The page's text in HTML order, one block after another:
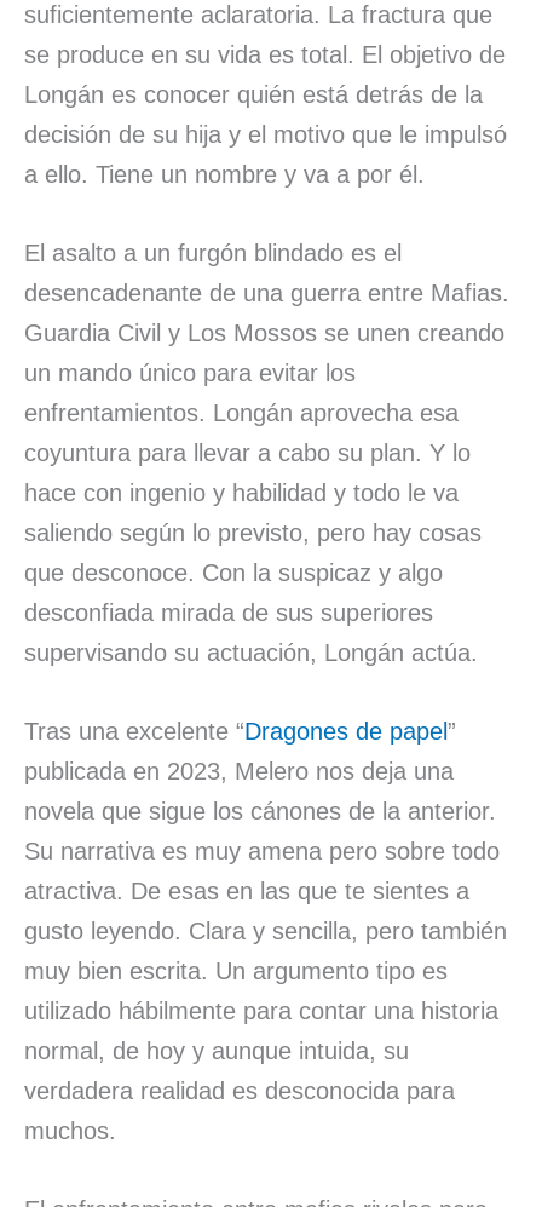
suficientemente aclaratoria. La fractura que
se produce en su vida es total. El objetivo de
Longán es conocer quién está detrás de la
decisión de su hija y el motivo que le impulsó
a ello. Tiene un nombre y va a por él.
El asalto a un furgón blindado es el
desencadenante de una guerra entre Mafias.
Guardia Civil y Los Mossos se unen creando
un mando único para evitar los
enfrentamientos. Longán aprovecha esa
coyuntura para llevar a cabo su plan. Y lo
hace con ingenio y habilidad y todo le va
saliendo según lo previsto, pero hay cosas
que desconoce. Con la suspicaz y algo
desconfiada mirada de sus superiores
supervisando su actuación, Longán actúa.
Tras una excelente “Dragones de papel”
publicada en 2023, Melero nos deja una
novela que sigue los cánones de la anterior.
Su narrativa es muy amena pero sobre todo
atractiva. De esas en las que te sientes a
gusto leyendo. Clara y sencilla, pero también
muy bien escrita. Un argumento tipo es
utilizado hábilmente para contar una historia
normal, de hoy y aunque intuida, su
verdadera realidad es desconocida para
muchos.